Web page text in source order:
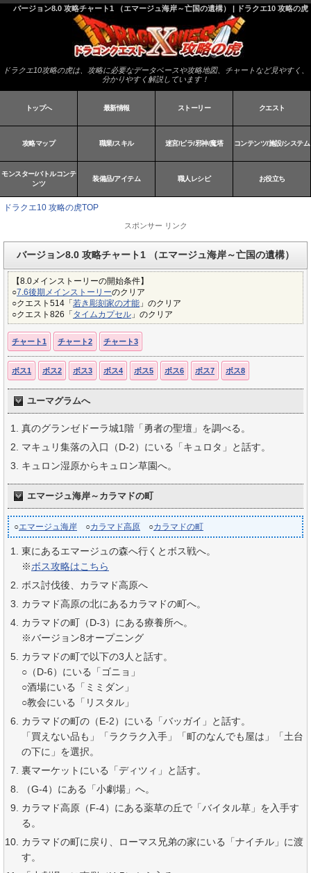
バージョン8.0 攻略チャート1 （エマージュ海岸～亡国の遺構） | ドラクエ10 攻略の虎
ドラクエ10攻略の虎は、攻略に必要なデータベースや攻略地図、チャートなど見やすく、
分かりやすく解説しています！
トップへ 最新情報 ストーリー クエスト
攻略マップ 職業/スキル 迷宮/ピラ/邪神/魔塔 コンテンツ/施設/システム
モンスター/バトルコンテ
ンツ
装備品/アイテム 職人レシピ お役立ち
ドラクエ10 攻略の虎TOP
スポンサー リンク
バージョン8.0 攻略チャート1 （エマージュ海岸～亡国の遺構）
【8.0メインストーリーの開始条件】
○7.6後期メインストーリーのクリア
○クエスト514「 若き彫刻家の才能 」のクリア
○クエスト826「 タイムカプセル 」のクリア
チャート1 チャート2 チャート3
ボス1 ボス2 ボス3 ボス4 ボス5 ボス6 ボス7 ボス8
ユーマグラムへ
真のグランゼドーラ城1階「勇者の聖壇」を調べる。
マキュリ集落の入口（D-2）にいる「キュロタ」と話す。
キュロン湿原からキュロン草園へ。
エマージュ海岸～カラマドの町
○エマージュ海岸 ○カラマド高原 ○カラマドの町
東にあるエマージュの森へ行くとボス戦へ。
※ボス攻略はこちら
ボス討伐後、カラマド高原へ
カラマド高原の北にあるカラマドの町へ。
カラマドの町（D-3）にある療養所へ。
※バージョン8オープニング
カラマドの町で以下の3人と話す。
○（D-6）にいる「ゴニョ」
○酒場にいる「ミミダン」
○教会にいる「リスタル」
カラマドの町の（E-2）にいる「バッガイ」と話す。
「買えない品も」「ラクラク入手」「町のなんでも屋は」「土台
の下に」を選択。
裏マーケットにいる「ディツィ」と話す。
（G-4）にある「小劇場」へ。
カラマド高原（F-4）にある薬草の丘で「バイタル草」を入手す
る。
カラマドの町に戻り、ローマス兄弟の家にいる「ナイチル」に渡
す。